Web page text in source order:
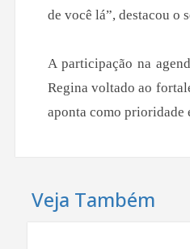
de você lá”, destacou o
A participação na
Regina voltado ao
aponta como prioridade
Veja Também